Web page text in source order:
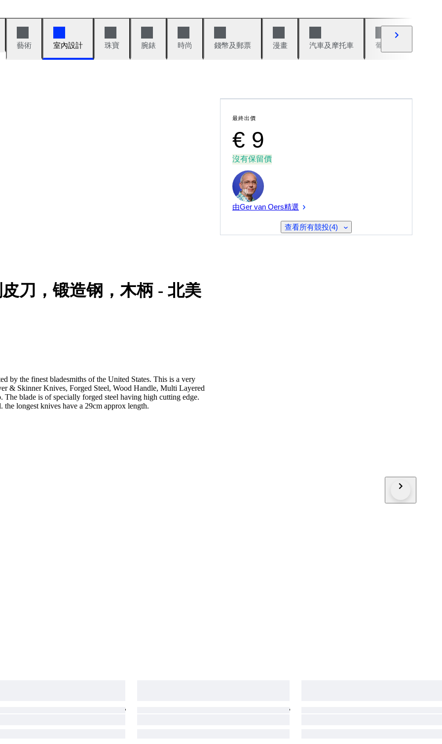
藝術 室內設計 珠寶 腕錶 時尚 錢幣及郵票 漫畫 汽車及摩托車 葡萄酒與烈酒
刀，锻造钢，木柄 - 北美
by the finest bladesmiths of the United States. This is a very
& Skinner Knives, Forged Steel, Wood Handle, Multi Layered
blade is of specially forged steel having high cutting edge.
longest knives have a 29cm approx length.
最終出價
€ 9
沒有保留價
專
家
由Ger van Oers精選
查看所有競投(4)